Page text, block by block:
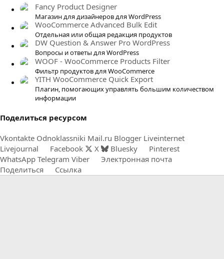
Fancy Product Designer
Магазин для дизайнеров для WordPress
WooCommerce Advanced Bulk Edit
Отдельная или общая редакция продуктов
DW Question & Answer Pro WordPress
Вопросы и ответы для WordPress
WOOF - WooCommerce Products Filter
Фильтр продуктов для WooCommerce
YITH WooCommerce Quick Export
Плагин, помогающих управлять большим количеством
информации
Поделиться ресурсом
Vkontakte Odnoklassniki Mail.ru Blogger Liveinternet
Livejournal
Facebook X Bluesky
Pinterest
WhatsApp Telegram Viber
Электронная почта
Поделиться
Ссылка